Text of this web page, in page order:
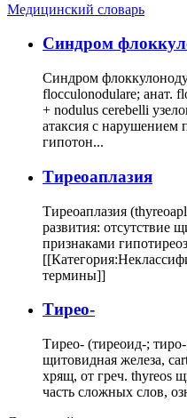
Медицинский словарь
Cиндром
Синдром
flocculonodulare; анат.
+ nodulus cerebelli
атаксия с нарушением
гипотон...
Тиреоаплазия
Тиреоаплазия
развития: отсутствие
признаками
термины]]
Тирео-
Тирео- (тиреоид-;
щитовидная железа,
хрящ, от греч. thyreos
часть сложных слов,